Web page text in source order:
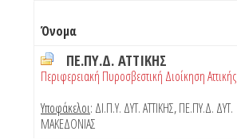
Όνομα
ΠΕ.ΠΥ.Δ. ΑΤΤΙΚΗΣ
Περιφερειακή Πυροσβεστική Διοίκηση Αττικής
Υποφάκελοι: ΔΙ.Π.Υ. ΔΥΤ. ΑΤΤΙΚΗΣ,ΠΕ.ΠΥ.Δ. ΔΥΤ.
ΜΑΚΕΔΟΝΙΑΣ